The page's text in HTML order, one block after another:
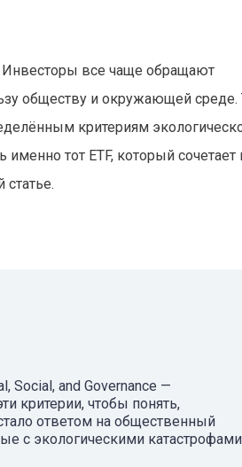
Инвесторы все чаще обращают
обществу и окружающей среде.
критериям
тот ETF, который сочетает
Social, and Governance —
критерии, чтобы понять,
ответом на общественный
с экологическими